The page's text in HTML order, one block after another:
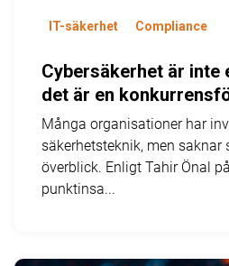
IT-säkerhet Compliance
Cybersäkerhet är inte
det är en
Många organisationer har
säkerhetsteknik, men saknar
överblick. Enligt Tahir Önal
punktinsa...